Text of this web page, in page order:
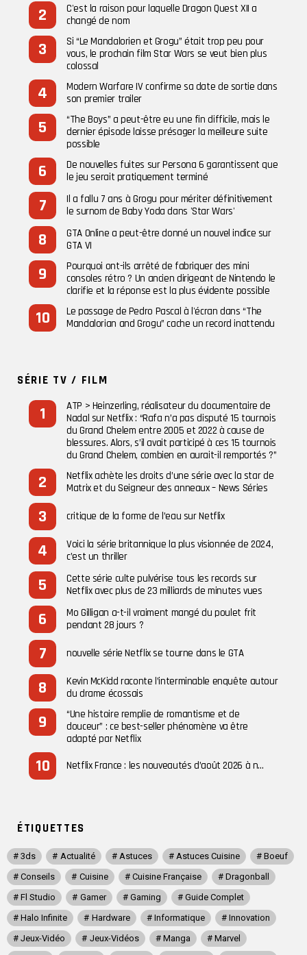
C'est la raison pour laquelle Dragon Quest XII a
changé de nom
Si “Le Mandalorien et Grogu” était trop peu pour
vous, le prochain film Star Wars se veut bien plus
colossal
Modern Warfare IV confirme sa date de sortie dans
son premier trailer
“The Boys” a peut-être eu une fin difficile, mais le
dernier épisode laisse présager la meilleure suite
possible
De nouvelles fuites sur Persona 6 garantissent que
le jeu serait pratiquement terminé
Il a fallu 7 ans à Grogu pour mériter définitivement
le surnom de Baby Yoda dans 'Star Wars'
GTA Online a peut-être donné un nouvel indice sur
GTA VI
Pourquoi ont-ils arrêté de fabriquer des mini
consoles rétro ? Un ancien dirigeant de Nintendo le
clarifie et la réponse est la plus évidente possible
Le passage de Pedro Pascal à l'écran dans “The
Mandalorian and Grogu” cache un record inattendu
SÉRIE TV / FILM
ATP > Heinzerling, réalisateur du documentaire de
Nadal sur Netflix : “Rafa n’a pas disputé 15 tournois
du Grand Chelem entre 2005 et 2022 à cause de
blessures. Alors, s’il avait participé à ces 15 tournois
du Grand Chelem, combien en aurait-il remportés ?”
Netflix achète les droits d’une série avec la star de
Matrix et du Seigneur des anneaux – News Séries
critique de la forme de l’eau sur Netflix
Voici la série britannique la plus visionnée de 2024,
c’est un thriller
Cette série culte pulvérise tous les records sur
Netflix avec plus de 23 milliards de minutes vues
Mo Gilligan a-t-il vraiment mangé du poulet frit
pendant 28 jours ?
nouvelle série Netflix se tourne dans le GTA
Kevin McKidd raconte l’interminable enquête autour
du drame écossais
“Une histoire remplie de romantisme et de
douceur” : ce best-seller phénomène va être
adapté par Netflix
Netflix France : les nouveautés d’août 2026 à n…
ÉTIQUETTES
3ds Actualité Astuces Astuces Cuisine
Boeuf
Conseils
Cuisine Cuisine Française
Dragonball
Fl Studio
Gamer Gaming
Guide Complet
Halo Infinite
Hardware Informatique
Innovation
Jeux-Vidéo
Jeux-Vidéos Manga
Marvel